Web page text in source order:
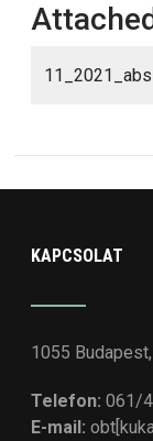
KAPCSOLAT
1055
Telefon: 061/
E-mail: